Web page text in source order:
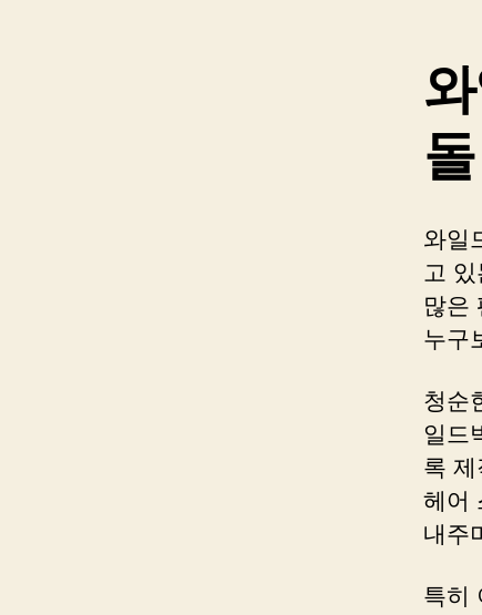
와일
고
많은
누구
청순
일드
록
헤어
내주
특히